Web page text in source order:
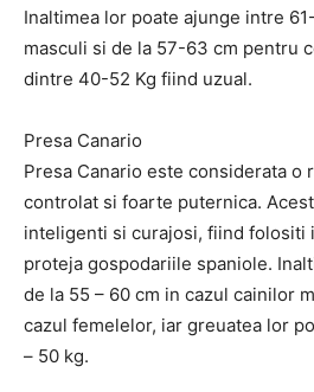
Inaltimea lor poate ajunge intre
masculi si de la 57-63 cm pentru
dintre 40-52 Kg fiind uzual.
Presa Canario
Presa Canario este considerata o
controlat si foarte puternica.
inteligenti si curajosi, fiind folositi
proteja gospodariile spaniole.
de la 55 – 60 cm in cazul cainilor
cazul femelelor, iar greuatea lor
– 50 kg.